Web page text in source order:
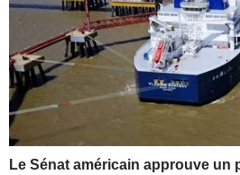
Le Sénat américain approuve un